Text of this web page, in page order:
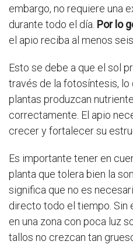
embargo, no requiere una
durante todo el día. Por lo
el apio reciba al menos
Esto se debe a que el sol
través de la fotosíntesis, lo
plantas produzcan
correctamente. El apio
crecer y fortalecer su
Es importante tener en
planta que tolera bien la
significa que no es
directo todo el tiempo. Sin
en una zona con poca luz
tallos no crezcan tan